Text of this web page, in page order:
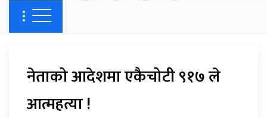
नेताको आदेशमा एकैचोटी ९१७ ले
आत्महत्या !